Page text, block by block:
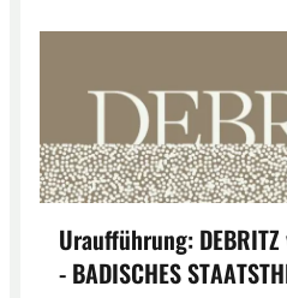
Uraufführung:
- BADISCHES